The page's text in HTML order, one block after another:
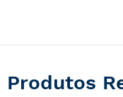
Produtos